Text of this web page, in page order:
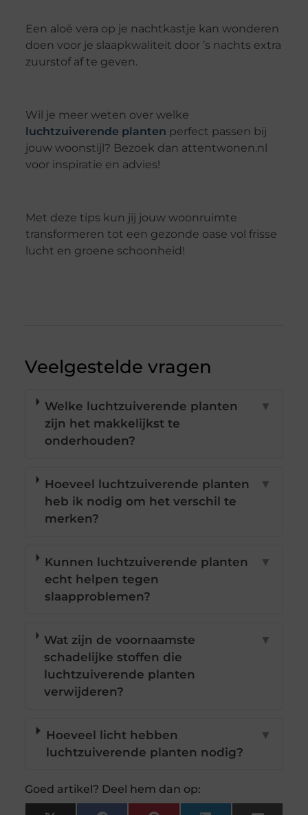
Een aloë vera op je nachtkastje kan wonderen
doen voor je slaapkwaliteit door ’s nachts extra
zuurstof af te geven.
Wil je meer weten over welke
luchtzuiverende planten perfect passen bij
jouw woonstijl? Bezoek dan attentwonen.nl
voor inspiratie en advies!
Met deze tips kun jij jouw woonruimte
transformeren tot een gezonde oase vol frisse
lucht en groene schoonheid!
Veelgestelde vragen
Welke luchtzuiverende planten
zijn het makkelijkst te
onderhouden?
▼
Hoeveel luchtzuiverende planten
heb ik nodig om het verschil te
merken?
▼
Kunnen luchtzuiverende planten
echt helpen tegen
slaapproblemen?
▼
Wat zijn de voornaamste
schadelijke stoffen die
luchtzuiverende planten
verwijderen?
▼
Hoeveel licht hebben
luchtzuiverende planten nodig?
▼
Goed artikel? Deel hem dan op: